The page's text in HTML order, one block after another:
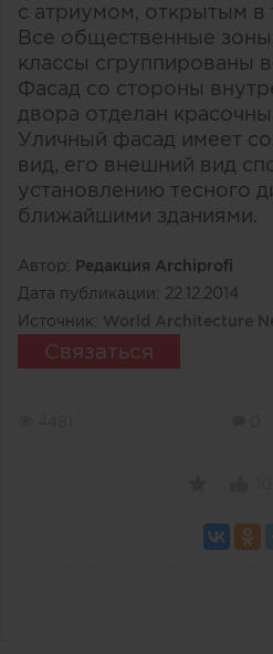
с атриумом, открытым в
Все общественные
классы сгруппированы
Фасад со стороны
двора отделан
Уличный фасад имеет
вид, его внешний вид
установлению тесного
ближайшими зданиями.
Автор: Редакция Archiprofi
Дата публикации: 22.12.2014
Источник: World Architecture
Связаться